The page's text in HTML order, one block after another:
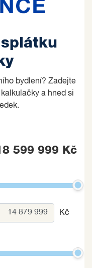
bydlení? Zadejte
a hned si
599 999 Kč
Kč